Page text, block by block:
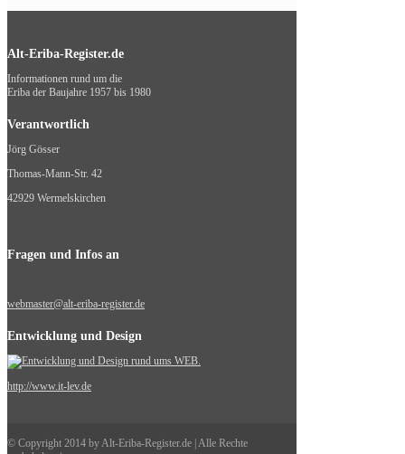
Alt-Eriba-Register.de
Informationen rund um die
Eriba der Baujahre 1957 bis 1980
Verantwortlich
Jörg Gösser
Thomas-Mann-Str. 42
42929 Wermelskirchen
Fragen und Infos an
webmaster@alt-eriba-register.de
Entwicklung und Design
http://www.it-lev.de
© Copyright 2014 by Alt-Eriba-Register.de | Alle Rechte